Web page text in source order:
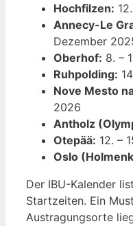
Hochfilzen:
Annecy-Le
Dezember
Oberhof: 8. –
Ruhpolding:
Nove Mesto
2026
Antholz
Otepää: 12. –
Oslo
Der IBU-Kalender
Startzeiten. Ein
Austragungsorte